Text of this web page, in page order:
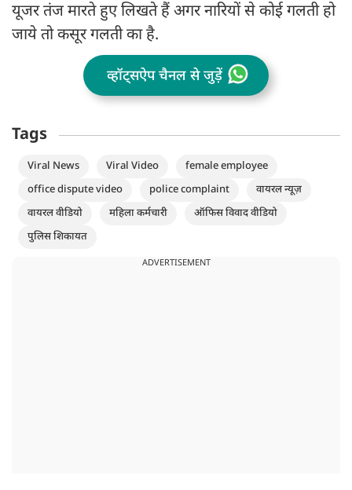
यूजर तंज मारते हुए लिखते हैं अगर नारियों से कोई गलती हो
जाये तो कसूर गलती का है.
व्हॉट्सऐप चैनल से जुड़ें
Tags
Viral News Viral Video
female employee
office dispute video
police complaint
वायरल न्यूज़
वायरल वीडियो
महिला कर्मचारी
ऑफिस विवाद वीडियो
पुलिस शिकायत
ADVERTISEMENT